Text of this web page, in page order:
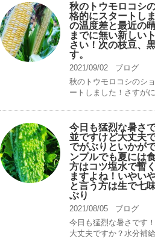
秋のトウモロコシ
格的にスタートし
の温度差と最近の
までに無い新しい
さい！次の枝豆、
す。
2021/09/02
ブログ
秋のトウモロコシのシ
ートしました！さすが
今日も猛烈な暑さ
並ですけど大丈夫
でがぶりといかが
ンプルでも夏には
方はコツ塩水で暫
ますよね！いやい
と言う方は生で七
ぶり
2021/08/05
ブログ
今日も猛烈な暑さです
大丈夫ですか？水分補